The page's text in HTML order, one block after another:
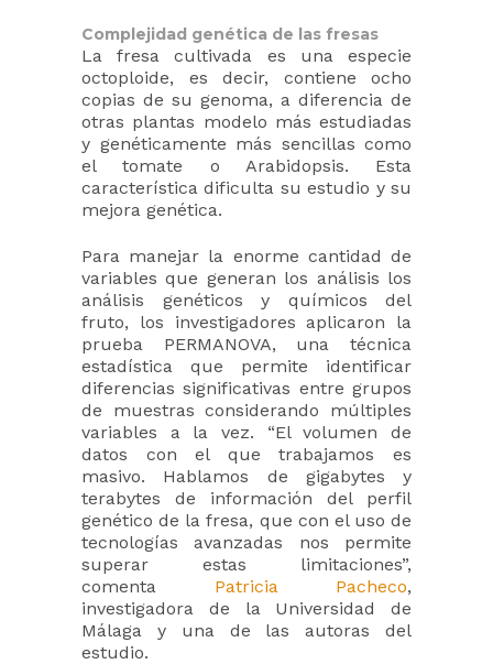
Complejidad genética de las fresas
La fresa cultivada es una especie
octoploide, es decir, contiene ocho
copias de su genoma, a diferencia de
otras plantas modelo más estudiadas
y genéticamente más sencillas como
el tomate o Arabidopsis. Esta
característica dificulta su estudio y su
mejora genética.
Para manejar la enorme cantidad de
variables que generan los análisis los
análisis genéticos y químicos del
fruto, los investigadores aplicaron la
prueba PERMANOVA, una técnica
estadística que permite identificar
diferencias significativas entre grupos
de muestras considerando múltiples
variables a la vez. “El volumen de
datos con el que trabajamos es
masivo. Hablamos de gigabytes y
terabytes de información del perfil
genético de la fresa, que con el uso de
tecnologías avanzadas nos permite
superar estas limitaciones”,
comenta Patricia Pacheco,
investigadora de la Universidad de
Málaga y una de las autoras del
estudio.